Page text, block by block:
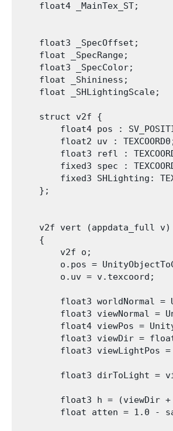
    float4 _MainTex_ST;
    float3 _SpecOffset;
    float _SpecRange;
    float3 _SpecColor;
    float _Shininess;
    float _SHLightingScale;
    struct v2f {
float4 pos :
float2 uv :
float3 refl :
fixed3 spec :
fixed3 SHLighting:
    };
    v2f vert (appdata_full v)
    {
        v2f o;
o.pos =
        o.uv = v.texcoord;
float3
float3 viewNormal =
float4 viewPos =
float3 viewDir =
float3 viewLightPos
float3 dirToLight =
float3 h = (viewDir
float atten = 1.0 -